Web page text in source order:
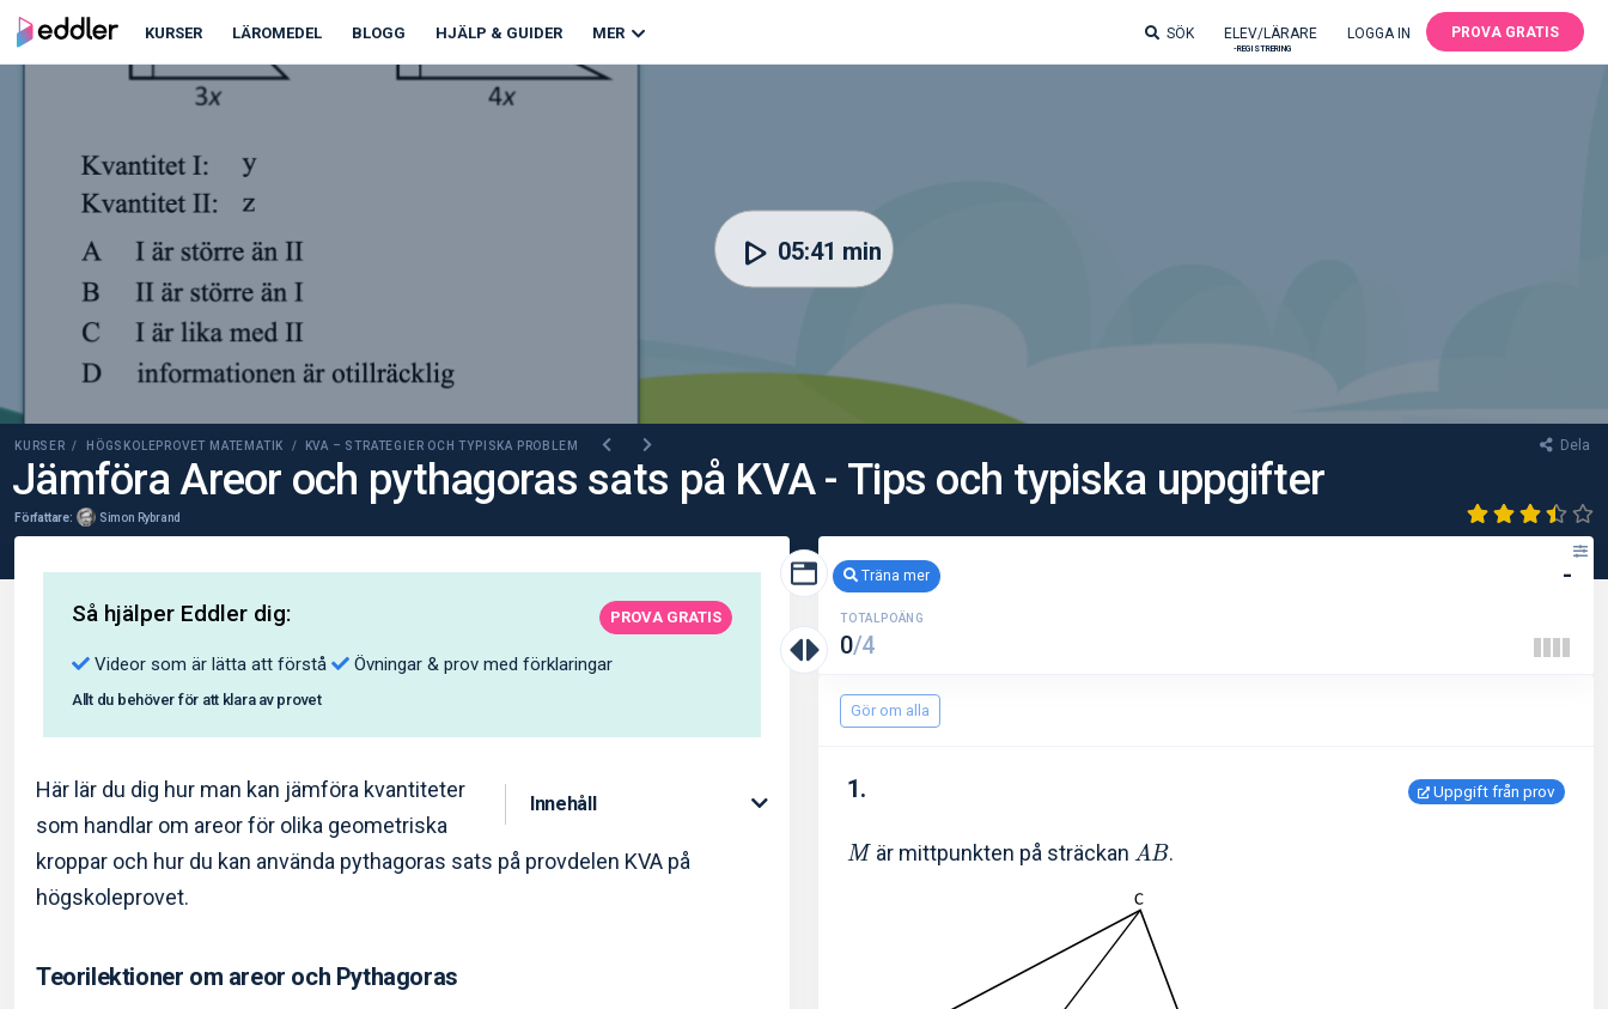
KURSER LÄROMEDEL BLOGG HJÄLP & GUIDER MER SÖK ELEV/LÄRARE
-REGISTRERING
LOGGA IN PROVA GRATIS
00:00 00:00
Dela
KURSER / HÖGSKOLEPROVET MATEMATIK / KVA – STRATEGIER OCH TYPISKA PROBLEM
Jämföra Areor och pythagoras sats på KVA - Tips och typiska uppgifter
Författare: Simon Rybrand
05:41 min
PROVA GRATIS
Så hjälper Eddler dig:
Videor som är lätta att förstå Övningar & prov med förklaringar
Allt du behöver för att klara av provet
Innehåll
Här lär du dig hur man kan jämföra kvantiteter
som handlar om areor för olika geometriska
kroppar och hur du kan använda pythagoras sats på provdelen KVA på
högskoleprovet.
Teorilektioner om areor och Pythagoras
Träna mer -
TOTALPOÄNG
0/4
Gör om alla
1. Uppgift från prov
M är mittpunkten på sträckan A B.